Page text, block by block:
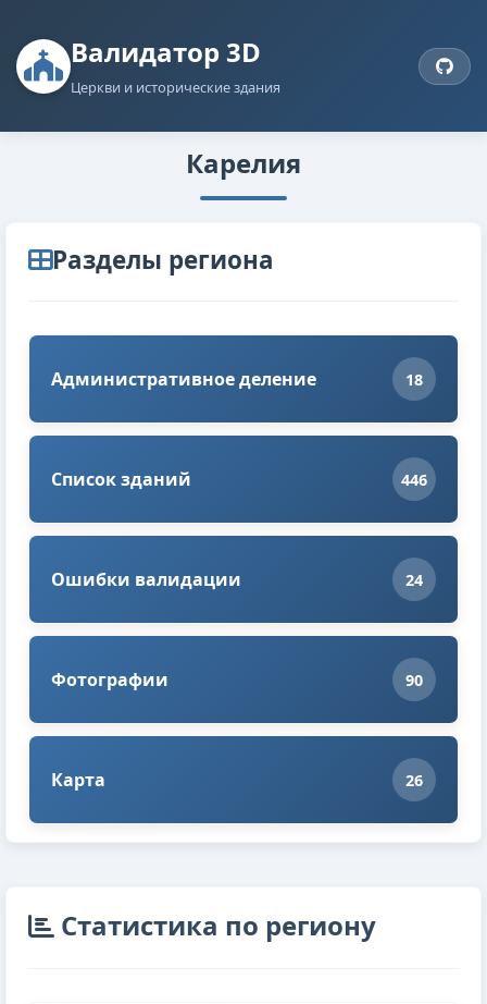
Валидатор 3D
Церкви и исторические здания
Карелия
Разделы региона
Административное деление 18
Список зданий 446
Ошибки валидации 24
Фотографии 90
Карта 26
Cтатистика по региону